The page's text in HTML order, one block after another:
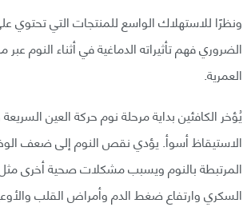
ونظرًا للاستهلاك الواسع للمنتجات التي تحتوي
الضروري فهم تأثيراته الدماغية في أثناء النوم
العمرية.
يُؤخر الكافئين بداية مرحلة نوم حركة العين
الاستيقاظ أسوأ. يؤدي نقص النوم إلى ضعف
المرتبطة بالنوم ويسبب مشكلات صحية أخرى
السكري وارتفاع ضغط الدم وأمراض القلب